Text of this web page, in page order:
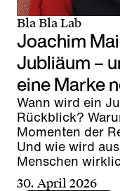
Bla Bla Lab
Joachim
Jubliäum –
eine Marke
Wann wird ein
Rückblick?
Momenten der
Und wie wird
Menschen
30. April 2026